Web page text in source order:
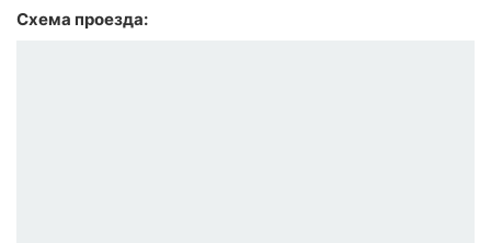
Схема проезда: